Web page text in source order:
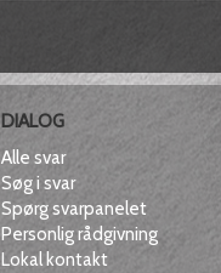
DIALOG
Alle svar
Søg i svar
Spørg svarpanelet
Personlig rådgivning
Lokal kontakt